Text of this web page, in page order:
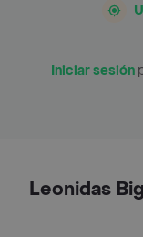
Iniciar sesión
Leonidas